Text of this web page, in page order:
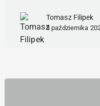
Tomasz Filipek
3 października